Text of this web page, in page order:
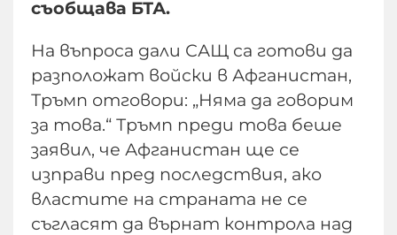
съобщава БТА.
На въпроса дали САЩ са готови да
разположат войски в Афганистан,
Тръмп отговори: „Няма да говорим
за това.“ Тръмп преди това беше
заявил, че Афганистан ще се
изправи пред последствия, ако
властите на страната не се
съгласят да върнат контрола над